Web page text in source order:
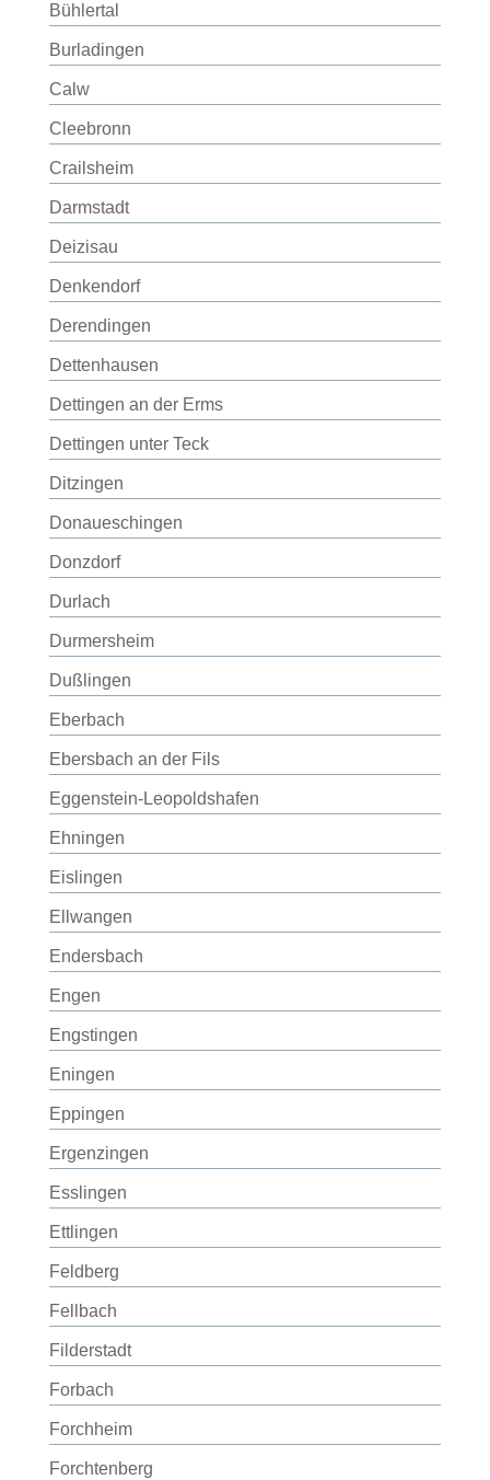
Bühlertal
Burladingen
Calw
Cleebronn
Crailsheim
Darmstadt
Deizisau
Denkendorf
Derendingen
Dettenhausen
Dettingen an der Erms
Dettingen unter Teck
Ditzingen
Donaueschingen
Donzdorf
Durlach
Durmersheim
Dußlingen
Eberbach
Ebersbach an der Fils
Eggenstein-Leopoldshafen
Ehningen
Eislingen
Ellwangen
Endersbach
Engen
Engstingen
Eningen
Eppingen
Ergenzingen
Esslingen
Ettlingen
Feldberg
Fellbach
Filderstadt
Forbach
Forchheim
Forchtenberg